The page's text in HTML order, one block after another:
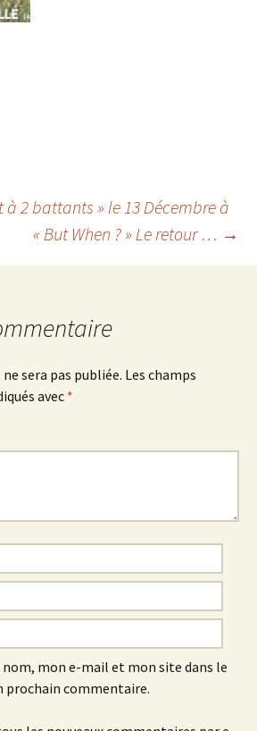
à 2 battants » le 13 Décembre à
« But When ? » Le retour … →
sera pas publiée. Les champs
avec *
mon e-mail et mon site dans le
prochain commentaire.